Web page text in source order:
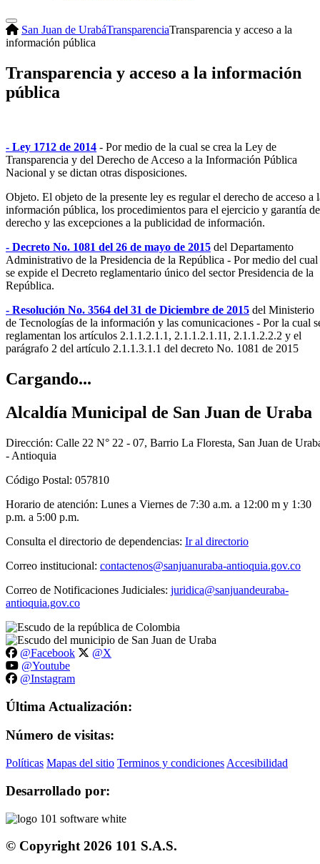
San Juan de UrabáTransparenciaTransparencia y acceso a la
información pública
Transparencia y acceso a la información
pública
- Ley 1712 de 2014 - Por medio de la cual se crea la Ley de
Transparencia y del Derecho de Acceso a la Información Pública
Nacional y se dictan otras disposiciones.
Objeto. El objeto de la presente ley es regular el derecho de acceso a
información pública, los procedimientos para el ejercicio y garantía
derecho y las excepciones a la publicidad de información.
- Decreto No. 1081 del 26 de mayo de 2015 del Departamento
Administrativo de la Presidencia de la República - Por medio del cual
se expide el De​creto reglamentario único del sector Presidencia de la
República.​
- Resolución No. 3564 del 31 de Diciembre de 2015 del Ministerio
de Tecnologías de la información y las comunicaciones - Por la cual
reglam​entan los artículos 2.1.1.2.1.1, 2.1.1.2.1.11, 2.1.1.2.2.2 y el
parágrafo 2 del artículo 2.1.1.3.1.1 del decreto No. 1081 de 2015​​​​
Cargando...
Alcaldía Municipal de San Juan de Uraba
Dirección: Calle 22 N° 22 - 07, Barrio La Floresta, San Juan de
- Antioquia
Código Postal: 057810
Horario de atención: Lunes a Viernes de 7:30 a.m. a 12:00 m y 1:30
p.m. a 5:00 p.m.
Consulta el directorio de dependencias: Ir al directorio
Correo institucional: contactenos@sanjuanuraba-antioquia.gov.co
Correo de Notificaciones Judiciales: juridica@sanjuandeuraba-
antioquia.gov.co
@Facebook
@X
@Youtube
@Instagram
Última Actualización:
Número de visitas:
Políticas Mapas del sitio Terminos y condiciones Accesibilidad
Desarrollado por:
© Copyright2026 101 S.A.S.